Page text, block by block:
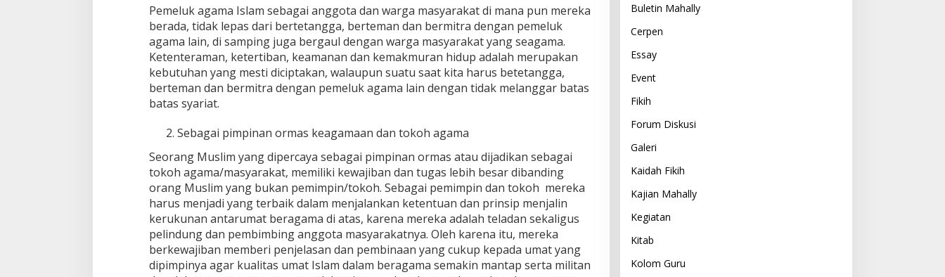
Pemeluk agama Islam sebagai anggota dan warga masyarakat di mana pun mereka
berada, tidak lepas dari bertetangga, berteman dan bermitra dengan pemeluk
agama lain, di samping juga bergaul dengan warga masyarakat yang seagama.
Ketenteraman, ketertiban, keamanan dan kemakmuran hidup adalah merupakan
kebutuhan yang mesti diciptakan, walaupun suatu saat kita harus betetangga,
berteman dan bermitra dengan pemeluk agama lain dengan tidak melanggar batas
batas syariat.
Sebagai pimpinan ormas keagamaan dan tokoh agama
Seorang Muslim yang dipercaya sebagai pimpinan ormas atau dijadikan sebagai
tokoh agama/masyarakat, memiliki kewajiban dan tugas lebih besar dibanding
orang Muslim yang bukan pemimpin/tokoh. Sebagai pemimpin dan tokoh mereka
harus menjadi yang terbaik dalam menjalankan ketentuan dan prinsip menjalin
kerukunan antarumat beragama di atas, karena mereka adalah teladan sekaligus
pelindung dan pembimbing anggota masyarakatnya. Oleh karena itu, mereka
berkewajiban memberi penjelasan dan pembinaan yang cukup kepada umat yang
dipimpinya agar kualitas umat Islam dalam beragama semakin mantap serta militan
Buletin Mahally
Cerpen
Essay
Event
Fikih
Forum Diskusi
Galeri
Kaidah Fikih
Kajian Mahally
Kegiatan
Kitab
Kolom Guru